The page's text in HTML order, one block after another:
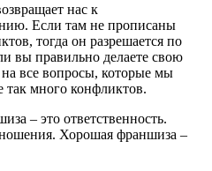
нас к
Если там не прописаны
тогда он разрешается по
вы правильно делаете свою
все вопросы, которые мы
так много конфликтов.
– это ответственность.
Хорошая франшиза –